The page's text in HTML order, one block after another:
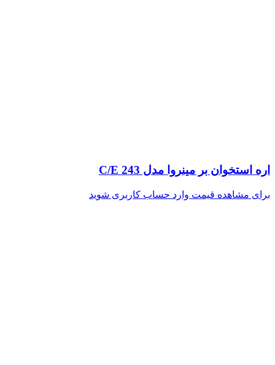
اره استخوان بر مینروا مدل C/E 243
برای مشاهده قیمت وارد حساب کاربری شوید